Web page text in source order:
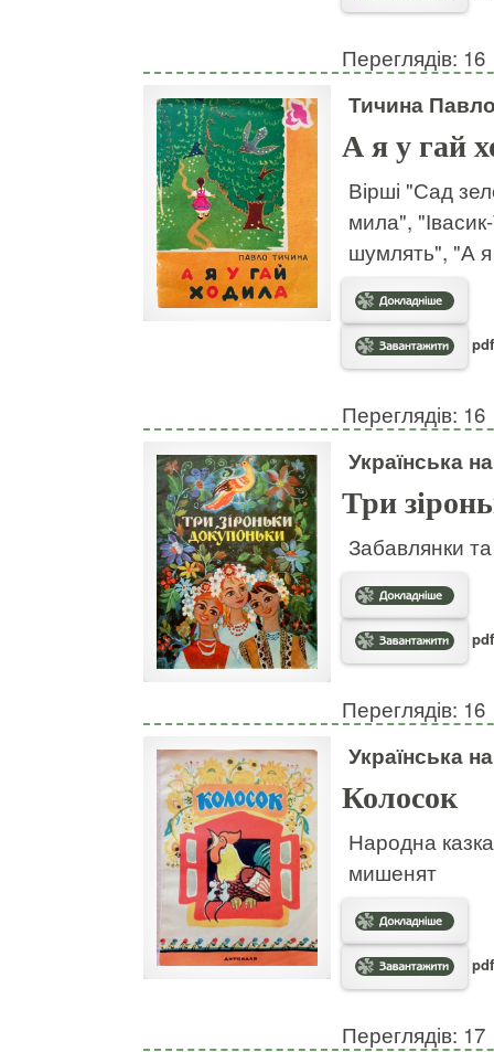
Переглядів: 16
Тичина
А я у гай
Вірші "Сад
мила",
шумлять", "А
Переглядів: 16
Українська
Три
Забавлянки
Переглядів: 16
Українська
Колосок
Народна
мишенят
Переглядів: 17